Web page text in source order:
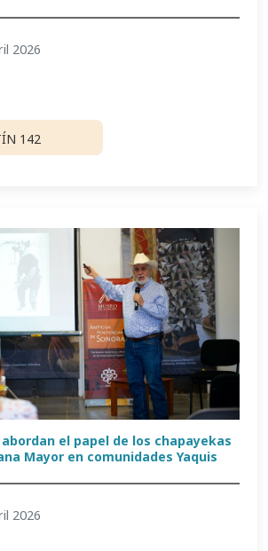
2026
142
el papel de los chapayekas
Mayor en comunidades Yaquis
2026